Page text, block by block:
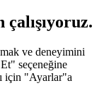
ve deneyimini
seçeneğine
için "Ayarlar"a